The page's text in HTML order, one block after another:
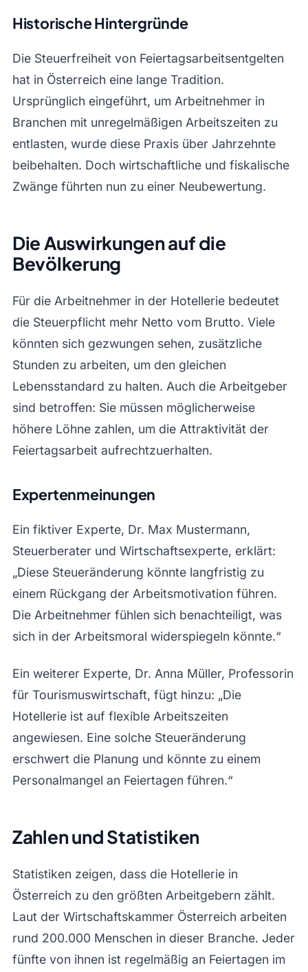
Historische Hintergründe
Die Steuerfreiheit von Feiertagsarbeitsentgelten
hat in Österreich eine lange Tradition.
Ursprünglich eingeführt, um Arbeitnehmer in
Branchen mit unregelmäßigen Arbeitszeiten zu
entlasten, wurde diese Praxis über Jahrzehnte
beibehalten. Doch wirtschaftliche und fiskalische
Zwänge führten nun zu einer Neubewertung.
Die Auswirkungen auf die
Bevölkerung
Für die Arbeitnehmer in der Hotellerie bedeutet
die Steuerpflicht mehr Netto vom Brutto. Viele
könnten sich gezwungen sehen, zusätzliche
Stunden zu arbeiten, um den gleichen
Lebensstandard zu halten. Auch die Arbeitgeber
sind betroffen: Sie müssen möglicherweise
höhere Löhne zahlen, um die Attraktivität der
Feiertagsarbeit aufrechtzuerhalten.
Expertenmeinungen
Ein fiktiver Experte, Dr. Max Mustermann,
Steuerberater und Wirtschaftsexperte, erklärt:
„Diese Steueränderung könnte langfristig zu
einem Rückgang der Arbeitsmotivation führen.
Die Arbeitnehmer fühlen sich benachteiligt, was
sich in der Arbeitsmoral widerspiegeln könnte.“
Ein weiterer Experte, Dr. Anna Müller, Professorin
für Tourismuswirtschaft, fügt hinzu: „Die
Hotellerie ist auf flexible Arbeitszeiten
angewiesen. Eine solche Steueränderung
erschwert die Planung und könnte zu einem
Personalmangel an Feiertagen führen.“
Zahlen und Statistiken
Statistiken zeigen, dass die Hotellerie in
Österreich zu den größten Arbeitgebern zählt.
Laut der Wirtschaftskammer Österreich arbeiten
rund 200.000 Menschen in dieser Branche. Jeder
fünfte von ihnen ist regelmäßig an Feiertagen im